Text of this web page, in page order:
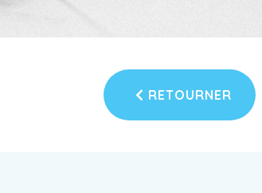
RETOURNER